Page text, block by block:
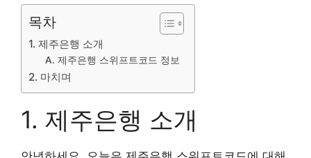
목차
1. 제주은행 소개
A. 제주은행 스위프트코드 정보
2. 마치며
1. 제주은행 소개